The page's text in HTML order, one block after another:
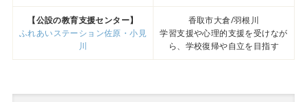
【公設の教育支援センター】
ふれあいステーション佐原・小見
川
香取市大倉/羽根川
学習支援や心理的支援を受けなが
ら、学校復帰や自立を目指す